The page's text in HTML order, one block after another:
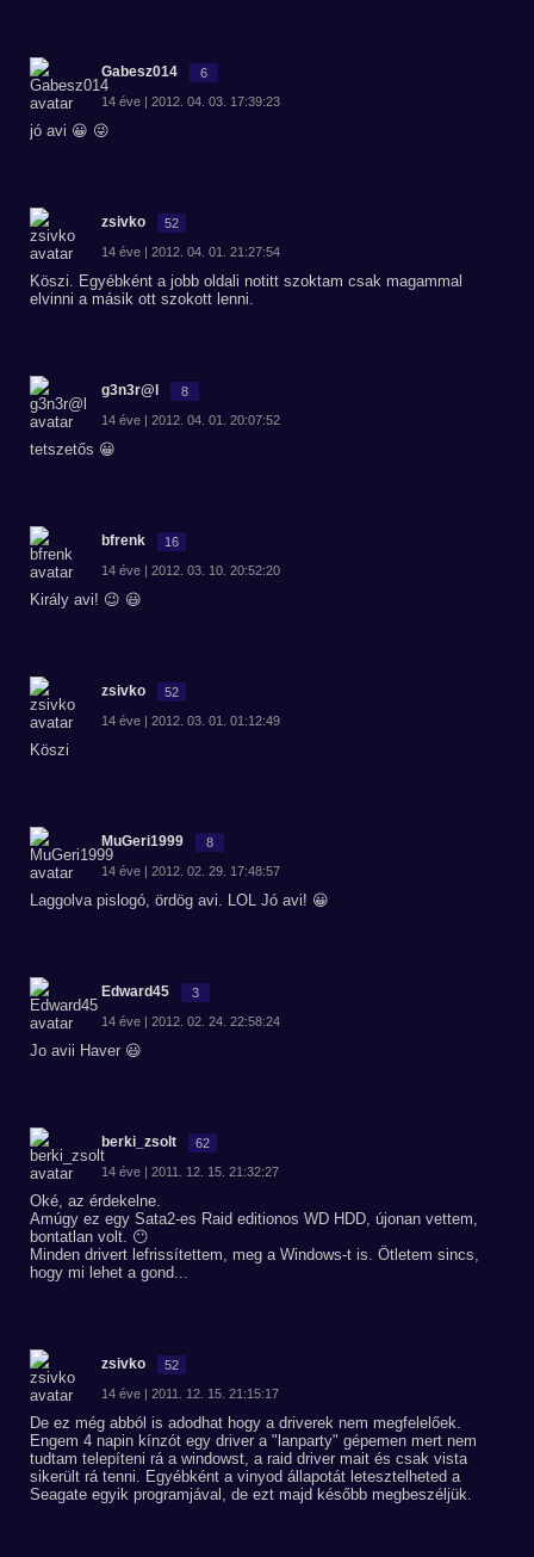
Gabesz014 6
14 éve | 2012. 04. 03. 17:39:23
jó avi 😀 😜
zsivko 52
14 éve | 2012. 04. 01. 21:27:54
Köszi. Egyébként a jobb oldali notitt szoktam csak magammal
elvinni a másik ott szokott lenni.
g3n3r@l 8
14 éve | 2012. 04. 01. 20:07:52
tetszetős 😀
bfrenk 16
14 éve | 2012. 03. 10. 20:52:20
Király avi! 😉 😃
zsivko 52
14 éve | 2012. 03. 01. 01:12:49
Köszi
MuGeri1999 8
14 éve | 2012. 02. 29. 17:48:57
Laggolva pislogó, ördög avi. LOL Jó avi! 😀
Edward45 3
14 éve | 2012. 02. 24. 22:58:24
Jo avii Haver 😃
berki_zsolt 62
14 éve | 2011. 12. 15. 21:32:27
Oké, az érdekelne.
Amúgy ez egy Sata2-es Raid editionos WD HDD, újonan vettem,
bontatlan volt. 😶
Minden drivert lefrissítettem, meg a Windows-t is. Ötletem sincs,
hogy mi lehet a gond...
zsivko 52
14 éve | 2011. 12. 15. 21:15:17
De ez még abból is adodhat hogy a driverek nem megfelelőek.
Engem 4 napin kínzót egy driver a "lanparty" gépemen mert nem
tudtam telepíteni rá a windowst, a raid driver mait és csak vista
sikerült rá tenni. Egyébként a vinyod állapotát letesztelheted a
Seagate egyik programjával, de ezt majd később megbeszéljük.